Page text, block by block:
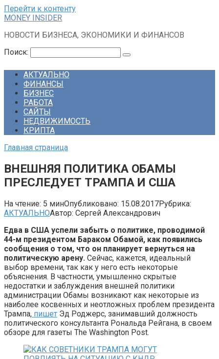
Перейти к контенту
MONEY INSIDER
НОВОСТИ БИЗНЕСА, ЭКОНОМИКИ И ФИНАНСОВ
Поиск:
АКТУАЛЬНО
ФИНАНСЫ
БИЗНЕС
РАБОТА
САЙТЫ
НЕДВИЖИМОСТЬ
КРИПТА
Главная страница
ВНЕШНЯЯ ПОЛИТИКА ОБАМЫ
ПРЕСЛЕДУЕТ ТРАМПА И США
На чтение: 5 минОпубликовано: 15.08.2017Рубрика:
АКТУАЛЬНОАвтор: Сергей Александрович
Едва в США успели забыть о политике, проводимой
44-м президентом Бараком Обамой, как появились
сообщения о том, что он планирует вернуться на
политическую арену. Сейчас, кажется, идеальный
выбор времени, так как у него есть некоторые
объяснения. В частности, умышленно скрытые
недостатки и заблуждения внешней политики
администрации Обамы возникают как некоторые из
наиболее косвенных и неотложных проблем президента
Трампа, пишет Эд Роджерс, занимавший должность
политического консультанта Рональда Рейгана, в своем
обзоре для газеты The Washington Post.